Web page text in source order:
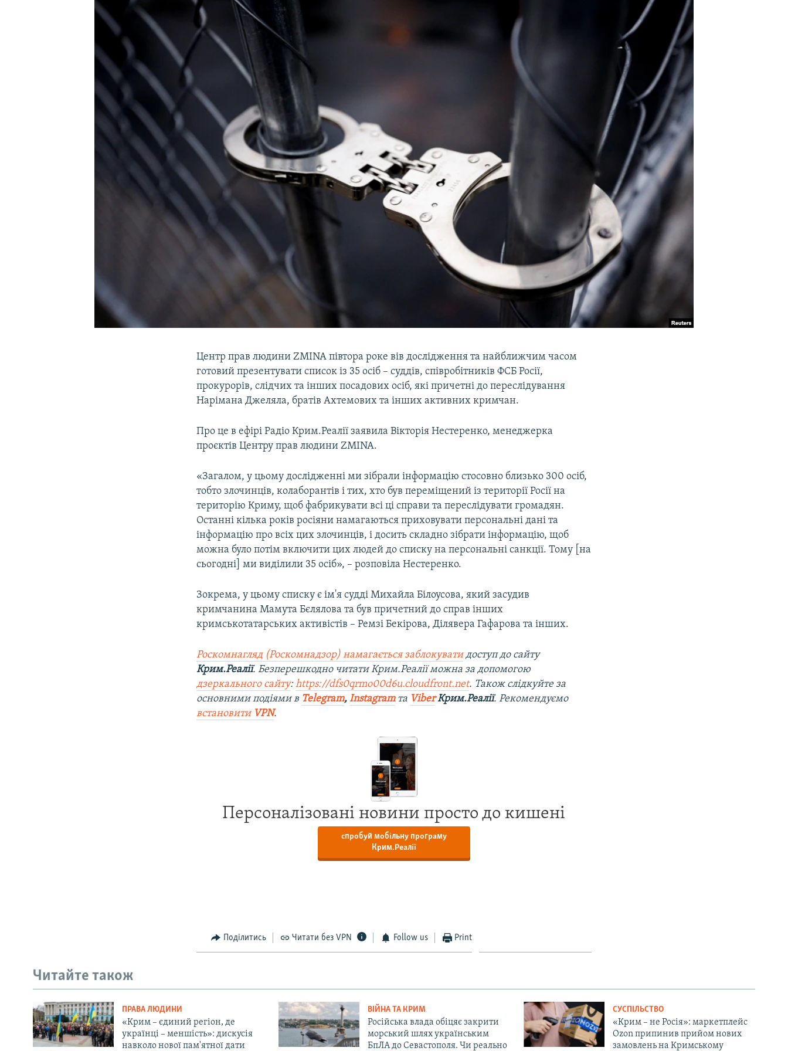
УКРАЇНСЬКА ПРОБЛЕМА КРИМУ
Центр прав людини ZMINA півтора рокe вів дослідження та найближчим часом
готовий презентувати список із 35 осіб – суддів, співробітників ФСБ Росії,
прокурорів, слідчих та інших посадових осіб, які причетні до переслідування
Нарімана Джеляла, братів Ахтемових та інших активних кримчан.
Про це в ефірі Радіо Крим.Реалії заявила Вікторія Нестеренко, менеджерка
проєктів Центру прав людини ZMINA.
«Загалом, у цьому дослідженні ми зібрали інформацію стосовно близько 300 осіб,
тобто злочинців, колаборантів і тих, хто був переміщений із території Росії на
територію Криму, щоб фабрикувати всі ці справи та переслідувати громадян.
Останні кілька років росіяни намагаються приховувати персональні дані та
інформацію про всіх цих злочинців, і досить складно зібрати інформацію, щоб
можна було потім включити цих людей до списку на персональні санкції. Тому [на
сьогодні] ми виділили 35 осіб», – розповіла Нестеренко.
Зокрема, у цьому списку є ім'я судді Михайла Білоусова, який засудив
кримчанина Мамута Бєлялова та був причетний до справ інших
кримськотатарських активістів – Ремзі Бекірова, Ділявера Гафарова та інших.
Роскомнагляд (Роскомнадзор) намагається заблокуватидоступ до сайту
Крим.Реалії. Безперешкодно читати Крим.Реалії можна за допомогою
дзеркального сайту:https://dfs0qrmo00d6u.cloudfront.net. Також слідкуйте за
основними подіями в Telegram,Instagramта ViberКрим.Реалії. Рекомендуємо
встановити VPN.
Персоналізовані новини просто до кишені
спробуй мобільну програму
Крим.Реалії
Поділитись Читати без VPN Follow us Print
Читайте також
ПРАВА ЛЮДИНИ
«Крим – єдиний регіон, де
українці – меншість»: дискусія
навколо нової пам'ятної дати
ВІЙНА ТА КРИМ
Російська влада обіцяє закрити
морський шлях українським
БпЛА до Севастополя. Чи реально
СУСПІЛЬСТВО
«Крим – не Росія»: маркетплейс
Ozon припинив прийом нових
замовлень на Кримському